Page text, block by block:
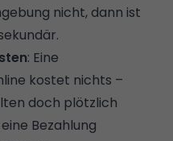
nicht, dann ist
: Eine
kostet nichts –
doch plötzlich
Bezahlung